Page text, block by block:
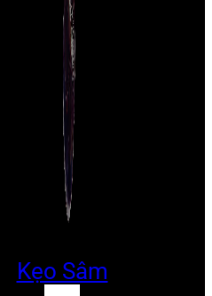
Kẹo Sâm